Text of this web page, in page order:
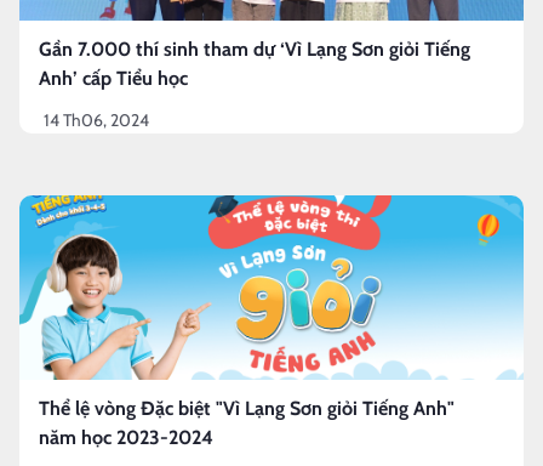
Gần 7.000 thí sinh tham dự ‘Vì Lạng Sơn giỏi Tiếng
Anh’ cấp Tiểu học
14 Th06, 2024
Thể lệ vòng Đặc biệt "Vì Lạng Sơn giỏi Tiếng Anh"
năm học 2023-2024